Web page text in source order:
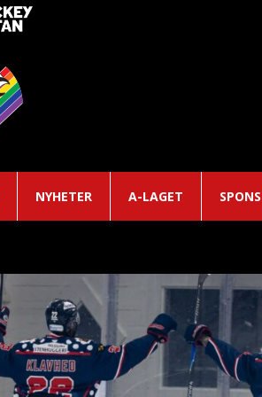
NYHETER A-LAGET